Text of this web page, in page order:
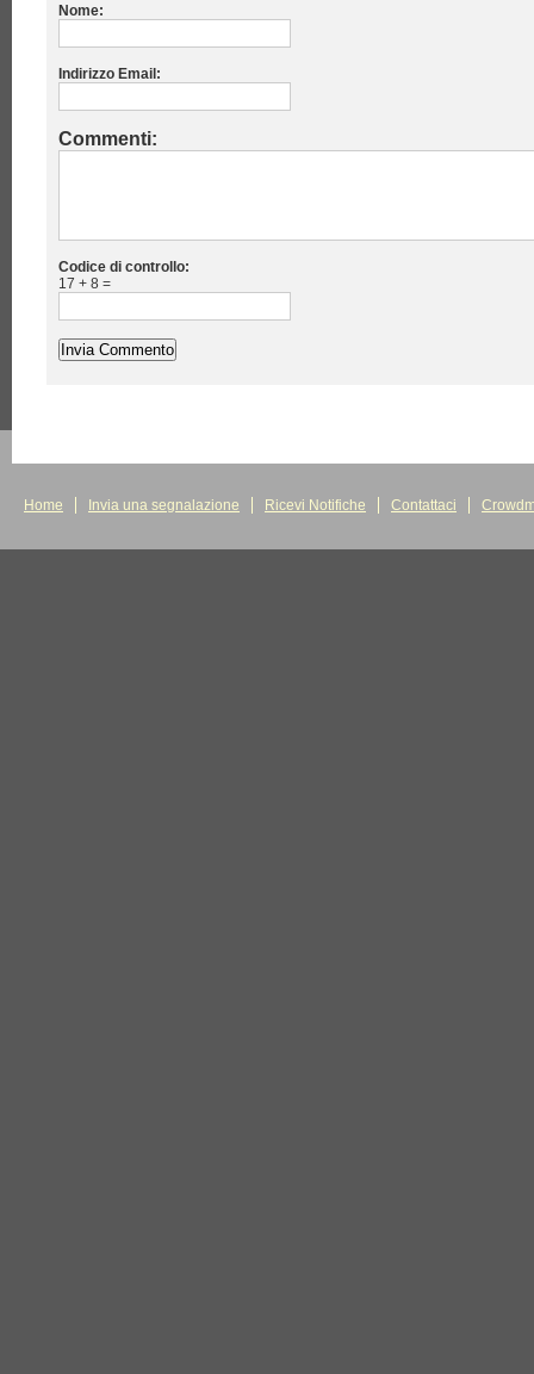
Nome:
Indirizzo Email:
Commenti:
Codice di controllo:
17 + 8 =
Home Invia una segnalazione Ricevi Notifiche Contattaci